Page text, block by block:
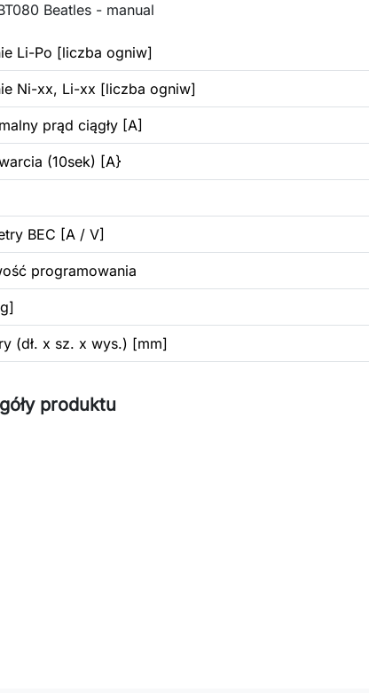
Beatles - manual
Li-Po [liczba ogniw]
Ni-xx, Li-xx [liczba ogniw]
prąd ciągły [A]
(10sek) [A}
BEC [A / V]
programowania
(dł. x sz. x wys.) [mm]
produktu